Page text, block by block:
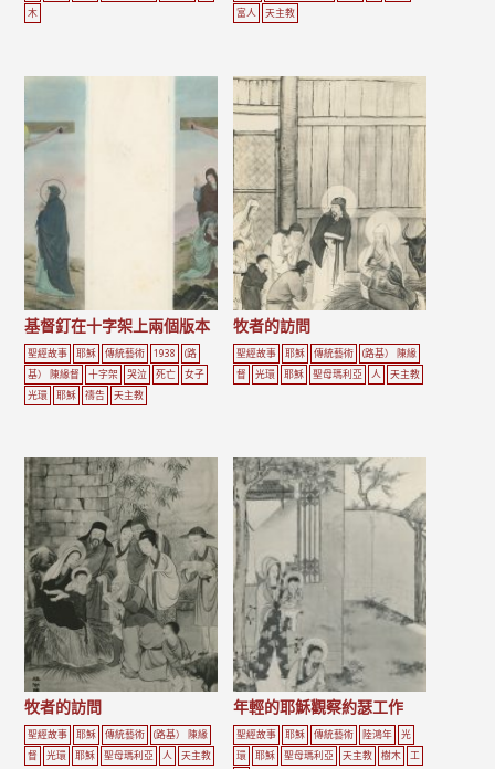
木
富人
天主教
基督釘在十字架上兩個版本
聖經故事 耶穌 傳統藝術 1938
(路
基） 陳緣督
十字架 哭泣 死亡
女子
光環
耶穌 禱告 天主教
牧者的訪問
聖經故事 耶穌 傳統藝術
(路基） 陳緣
督
光環 耶穌 聖母瑪利亞 人 天主教
牧者的訪問
聖經故事 耶穌 傳統藝術
(路基） 陳緣
督
光環 耶穌 聖母瑪利亞 人 天主教
年輕的耶穌觀察約瑟工作
聖經故事 耶穌 傳統藝術 陸鴻年
光
環
耶穌 聖母瑪利亞 天主教 樹木
工